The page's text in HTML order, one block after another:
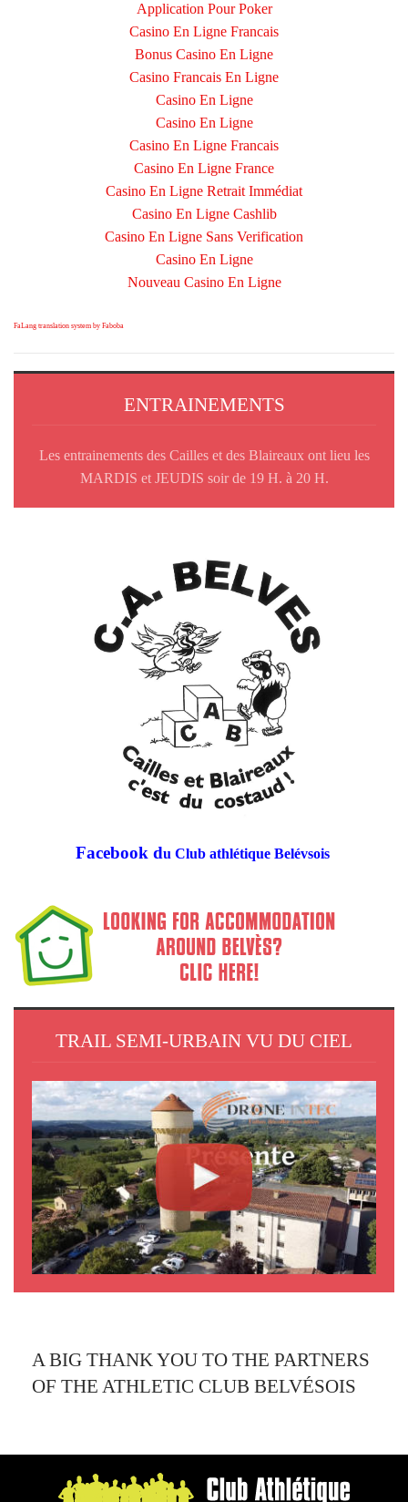
Application Pour Poker
Casino En Ligne Francais
Bonus Casino En Ligne
Casino Francais En Ligne
Casino En Ligne
Casino En Ligne
Casino En Ligne Francais
Casino En Ligne France
Casino En Ligne Retrait Immédiat
Casino En Ligne Cashlib
Casino En Ligne Sans Verification
Casino En Ligne
Nouveau Casino En Ligne
FaLang translation system by Faboba
ENTRAINEMENTS
Les entrainements des Cailles et des Blaireaux ont lieu les
MARDIS et JEUDIS soir de 19 H. à 20 H.
Facebook du Club athlétique Belévsois
TRAIL SEMI-URBAIN VU DU CIEL
A BIG THANK YOU TO THE PARTNERS
OF THE ATHLETIC CLUB BELVÉSOIS